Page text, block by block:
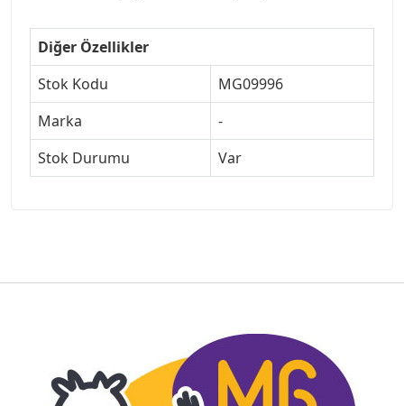
Diğer Özellikler
Stok Kodu
MG09996
Marka
-
Stok Durumu
Var